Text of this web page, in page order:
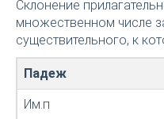
Склонение
множественном числе
существительного, к
Падеж
Им.п